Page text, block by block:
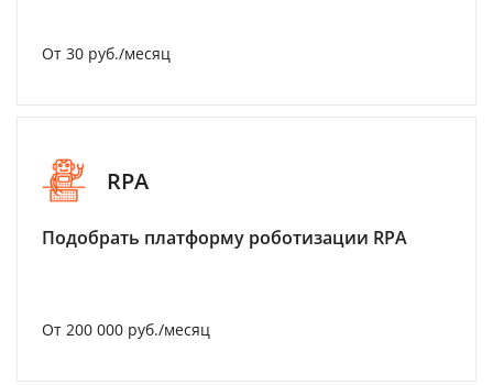
От 30 руб./месяц
RPA
Подобрать платформу роботизации RPA
От 200 000 руб./месяц